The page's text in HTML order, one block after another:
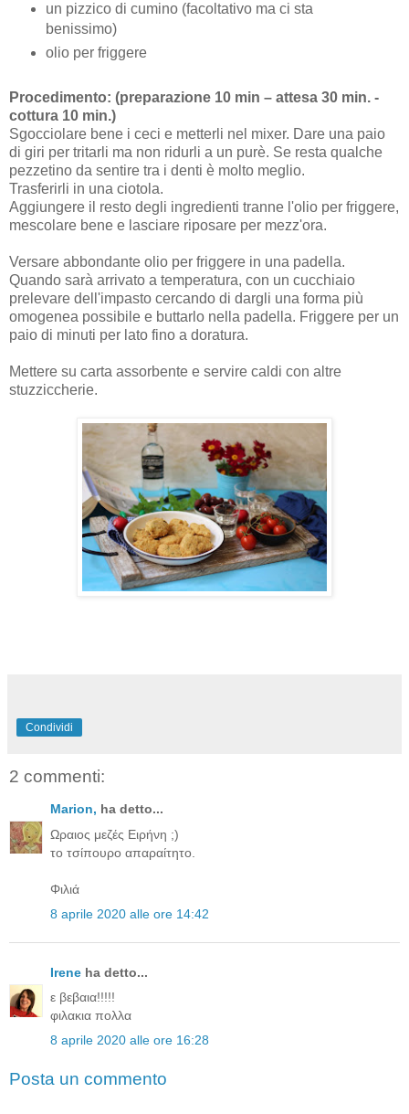
un pizzico di cumino (facoltativo ma ci sta
benissimo)
olio per friggere
Procedimento: (preparazione 10 min – attesa 30 min. -
cottura 10 min.)
Sgocciolare bene i ceci e metterli nel mixer. Dare una paio
di giri per tritarli ma non ridurli a un purè. Se resta qualche
pezzetino da sentire tra i denti è molto meglio.
Trasferirli in una ciotola.
Aggiungere il resto degli ingredienti tranne l'olio per friggere,
mescolare bene e lasciare riposare per mezz'ora.
Versare abbondante olio per friggere in una padella.
Quando sarà arrivato a temperatura, con un cucchiaio
prelevare dell'impasto cercando di dargli una forma più
omogenea possibile e buttarlo nella padella. Friggere per un
paio di minuti per lato fino a doratura.
Mettere su carta assorbente e servire caldi con altre
stuzziccherie.
Condividi
2 commenti:
Μarion, ha detto...
Ωραιος μεζές Ειρήνη ;)
το τσίπουρο απαραίτητο.
Φιλιά
8 aprile 2020 alle ore 14:42
Irene ha detto...
ε βεβαια!!!!!
φιλακια πολλα
8 aprile 2020 alle ore 16:28
Posta un commento